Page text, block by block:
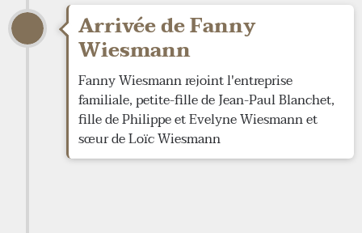
Arrivée de Fanny
Wiesmann
Fanny Wiesmann rejoint l'entreprise
familiale, petite-fille de Jean-Paul Blanchet,
fille de Philippe et Evelyne Wiesmann et
sœur de Loïc Wiesmann